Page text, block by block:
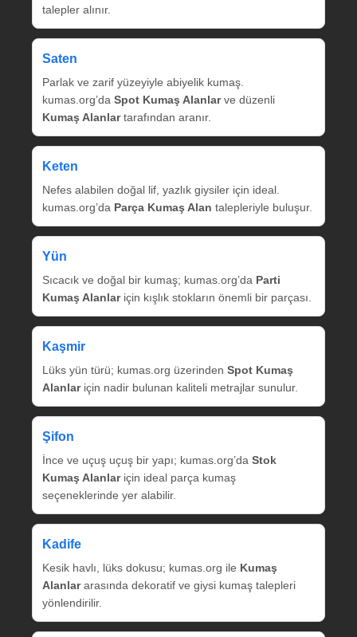
talepler alınır.
Saten
Parlak ve zarif yüzeyiyle abiyelik kumaş.
kumas.org’da Spot Kumaş Alanlarve düzenli
Kumaş Alanlartarafından aranır.
Keten
Nefes alabilen doğal lif, yazlık giysiler için ideal.
kumas.org’da Parça Kumaş Alan talepleriyle buluşur.
Yün
Sıcacık ve doğal bir kumaş; kumas.org’da Parti
Kumaş Alanlariçin kışlık stokların önemli bir parçası.
Kaşmir
Lüks yün türü; kumas.org üzerinden Spot Kumaş
Alanlariçin nadir bulunan kaliteli metrajlar sunulur.
Şifon
İnce ve uçuş uçuş bir yapı; kumas.org’da Stok
Kumaş Alanlariçin ideal parça kumaş
seçeneklerinde yer alabilir.
Kadife
Kesik havlı, lüks dokusu; kumas.org ile Kumaş
Alanlararasında dekoratif ve giysi kumaş talepleri
yönlendirilir.